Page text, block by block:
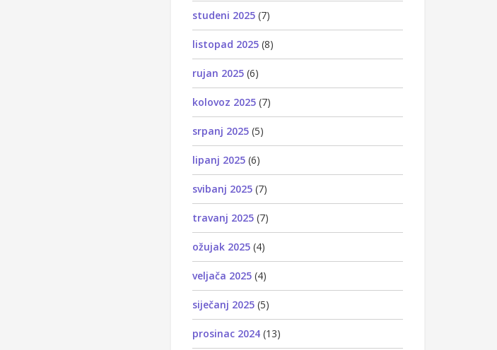
studeni 2025 (7)
listopad 2025 (8)
rujan 2025 (6)
kolovoz 2025 (7)
srpanj 2025 (5)
lipanj 2025 (6)
svibanj 2025 (7)
travanj 2025 (7)
ožujak 2025 (4)
veljača 2025 (4)
siječanj 2025 (5)
prosinac 2024 (13)